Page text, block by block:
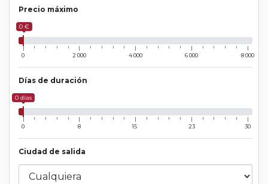
Precio máximo
0 €
0 2 000 4 000 6 000 8 000
Días de duración
0 días
0 8 15 23 30
Ciudad de salida